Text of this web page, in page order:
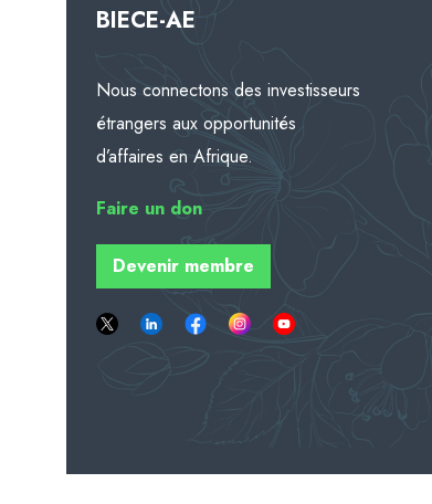
BIECE-AE
Nous connectons des investisseurs
étrangers aux opportunités
d’affaires en Afrique.
Faire un don
Devenir membre